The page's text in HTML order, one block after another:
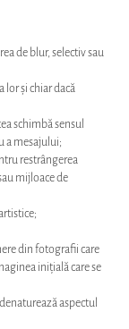
de blur, selectiv sau
și chiar dacă
schimbă sensul
a mesajului;
restrângerea
mijloace de
din fotografii care
inițială care se
aspectul